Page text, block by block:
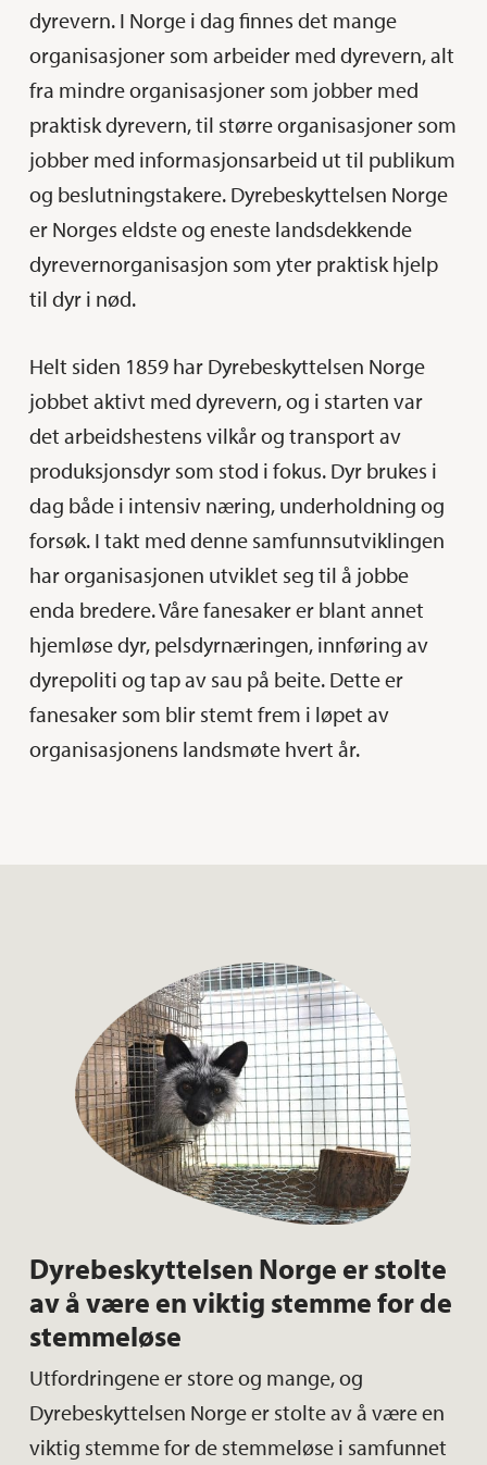
dyrevern. I Norge i dag finnes det mange
organisasjoner som arbeider med dyrevern, alt
fra mindre organisasjoner som jobber med
praktisk dyrevern, til større organisasjoner som
jobber med informasjonsarbeid ut til publikum
og beslutningstakere. Dyrebeskyttelsen Norge
er Norges eldste og eneste landsdekkende
dyrevernorganisasjon som yter praktisk hjelp
til dyr i nød.
Helt siden 1859 har Dyrebeskyttelsen Norge
jobbet aktivt med dyrevern, og i starten var
det arbeidshestens vilkår og transport av
produksjonsdyr som stod i fokus. Dyr brukes i
dag både i intensiv næring, underholdning og
forsøk. I takt med denne samfunnsutviklingen
har organisasjonen utviklet seg til å jobbe
enda bredere. Våre fanesaker er blant annet
hjemløse dyr, pelsdyrnæringen, innføring av
dyrepoliti og tap av sau på beite. Dette er
fanesaker som blir stemt frem i løpet av
organisasjonens landsmøte hvert år.
Dyrebeskyttelsen Norge er stolte
av å være en viktig stemme for de
stemmeløse
Utfordringene er store og mange, og
Dyrebeskyttelsen Norge er stolte av å være en
viktig stemme for de stemmeløse i samfunnet